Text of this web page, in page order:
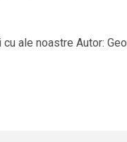
cu ale noastre Autor: